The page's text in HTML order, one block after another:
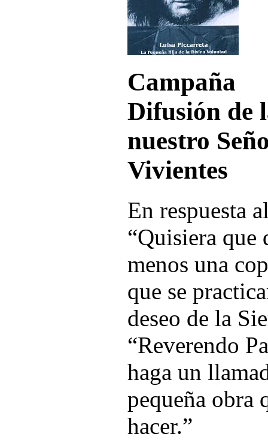
Campaña
Difusión de
nuestro
Vivientes
En respuesta
“Quisiera que
menos una
que se
deseo de la
“Reverendo
haga un
pequeña obra
hacer.”